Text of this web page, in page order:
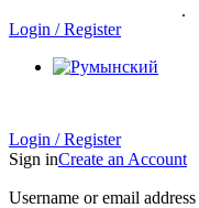
.
Login / Register
Login / Register
Sign inCreate an Account
Username or email address